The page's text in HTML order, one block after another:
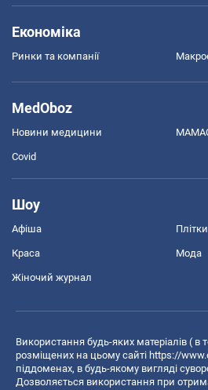
Економіка
Ринки та компанії
MedOboz
Новини медицини
Covid
Шоу
Афіша Плітки
Краса Мода
Жіночий журнал
Використання будь-яких матеріалів ( в
розміщених на цьому сайті https://
піддоменах, в будь-якому вигляді
Дозволяється використання при